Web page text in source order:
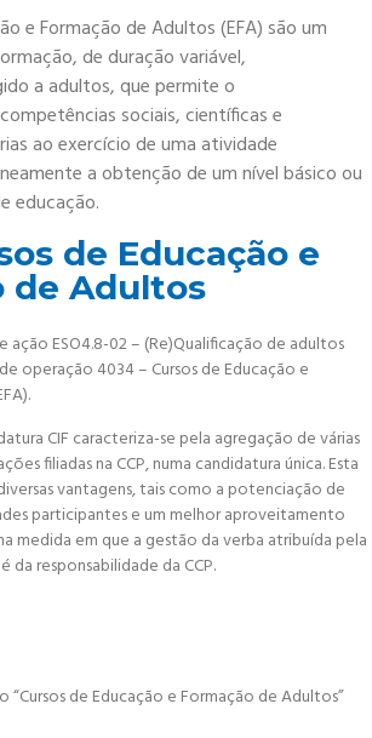
e Formação de Adultos (EFA) são um
de duração variável,
a adultos, que permite o
sociais, científicas e
ao exercício de uma atividade
a obtenção de um nível básico ou
educação.
de Educação e
de Adultos
ação ESO4.8-02 – (Re)Qualificação de adultos
operação 4034 – Cursos de Educação e
CIF caracteriza-se pela agregação de várias
filiadas na CCP, numa candidatura única. Esta
vantagens, tais como a potenciação de
participantes e um melhor aproveitamento
medida em que a gestão da verba atribuída pela
responsabilidade da CCP.
de Educação e Formação de Adultos”